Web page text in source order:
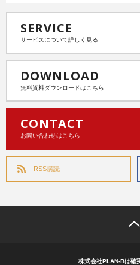
SERVICE
サービスについて詳しく見る
DOWNLOAD
無料資料ダウンロードはこちら
CONTACT
お問い合わせはこちら
RSS購読
株式会社PLAN-Bは確